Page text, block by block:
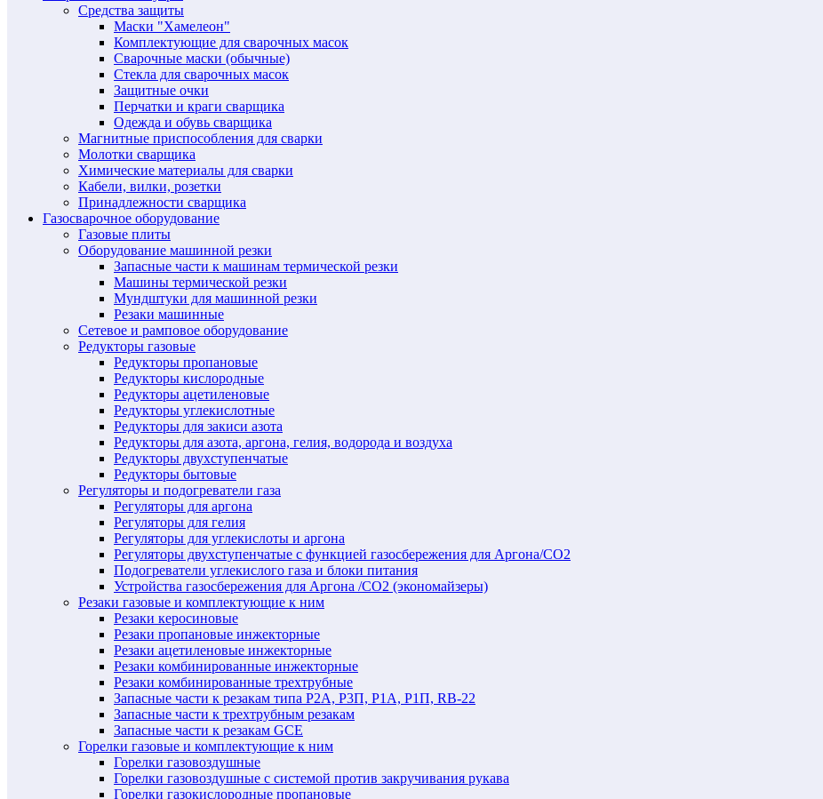
Средства защиты
Маски "Хамелеон"
Комплектующие для сварочных масок
Сварочные маски (обычные)
Стекла для сварочных масок
Защитные очки
Перчатки и краги сварщика
Одежда и обувь сварщика
Магнитные приспособления для сварки
Молотки сварщика
Химические материалы для сварки
Кабели, вилки, розетки
Принадлежности сварщика
Газосварочное оборудование
Газовые плиты
Оборудование машинной резки
Запасные части к машинам термической резки
Машины термической резки
Мундштуки для машинной резки
Резаки машинные
Сетевое и рамповое оборудование
Редукторы газовые
Редукторы пропановые
Редукторы кислородные
Редукторы ацетиленовые
Редукторы углекислотные
Редукторы для закиси азота
Редукторы для азота, аргона, гелия, водорода и воздуха
Редукторы двухступенчатые
Редукторы бытовые
Регуляторы и подогреватели газа
Регуляторы для аргона
Регуляторы для гелия
Регуляторы для углекислоты и аргона
Регуляторы двухступенчатые c функцией газосбережения для Аргона/СО2
Подогреватели углекислого газа и блоки питания
Устройства газосбережения для Аргона /СО2 (экономайзеры)
Резаки газовые и комплектующие к ним
Резаки керосиновые
Резаки пропановые инжекторные
Резаки ацетиленовые инжекторные
Резаки комбинированные инжекторные
Резаки комбинированные трехтрубные
Запасные части к резакам типа Р2А, Р3П, Р1А, Р1П, RB-22
Запасные части к трехтрубным резакам
Запасные части к резакам GCE
Горелки газовые и комплектующие к ним
Горелки газовоздушные
Горелки газовоздушные с системой против закручивания рукава
Горелки газокислородные пропановые